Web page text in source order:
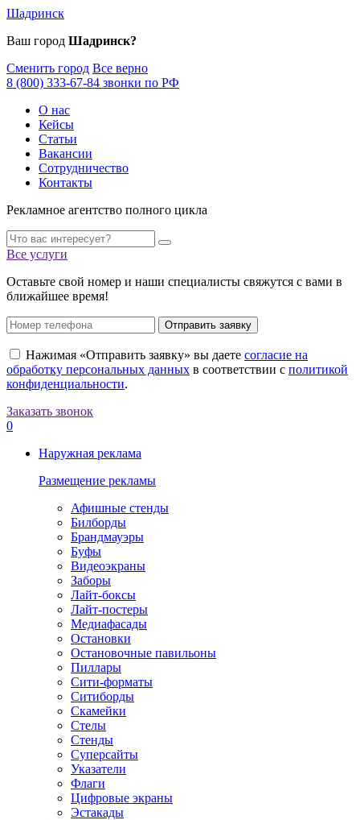
Шадринск
Ваш город Шадринск?
Сменить город Все верно
8 (800) 333-67-84 звонки по РФ
О нас
Кейсы
Статьи
Вакансии
Сотрудничество
Контакты
Рекламное агентство полного цикла
Все услуги
Оставьте свой номер и наши специалисты свяжутся с вами в
ближайшее время!
Отправить заявку
Нажимая «Отправить заявку» вы даете согласие на
обработку персональных данных в соответствии с политикой
конфиденциальности.
Заказать звонок
0
Наружная реклама
Размещение рекламы
Афишные стенды
Билборды
Брандмауэры
Буфы
Видеоэкраны
Заборы
Лайт-боксы
Лайт-постеры
Медиафасады
Остановки
Остановочные павильоны
Пиллары
Сити-форматы
Ситиборды
Скамейки
Стелы
Стенды
Суперсайты
Указатели
Флаги
Цифровые экраны
Эстакады